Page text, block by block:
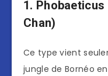
1.
Chan)
Ce type vient
jungle de Bornéo